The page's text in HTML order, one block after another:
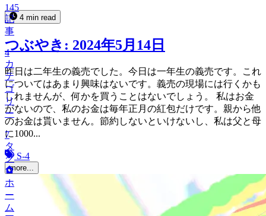
145
記
事
4
カ
テ
ゴ
リ
ー
7
タ
グ
ホ
ー
ム
4 min read
つぶやき: 2024年5月14日
昨日は二年生の義売でした。今日は一年生の義売です。これ
についてはあまり興味はないです。義売の現場には行くかも
しれませんが、何かを買うことはないでしょう。 私はお金
がないので、私のお金は毎年正月の紅包だけです。親から他
のお金は貰いません。節約しないといけないし、私は父と母
に1000...
S-4
more...